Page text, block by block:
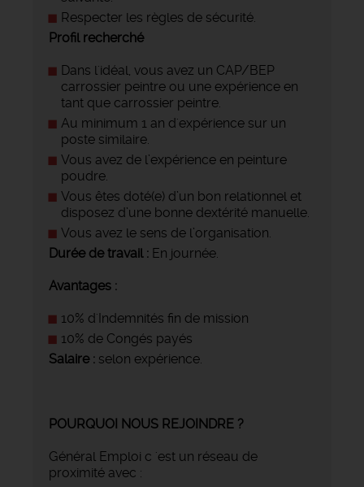
Respecter les règles de sécurité.
Profil recherché
Dans l'idéal, vous avez un CAP/BEP
carrossier peintre ou une expérience en
tant que carrossier peintre.
Au minimum 1 an d'expérience sur un
poste similaire.
Vous avez de l’expérience en peinture
poudre.
Vous êtes doté(e) d’un bon relationnel et
disposez d’une bonne dextérité manuelle.
Vous avez le sens de l’organisation.
Durée de travail : En journée.
Avantages :
10% d'Indemnités fin de mission
10% de Congés payés
Salaire : selon expérience.
POURQUOI NOUS REJOINDRE ?
Général Emploi c 'est un réseau de
proximité avec :